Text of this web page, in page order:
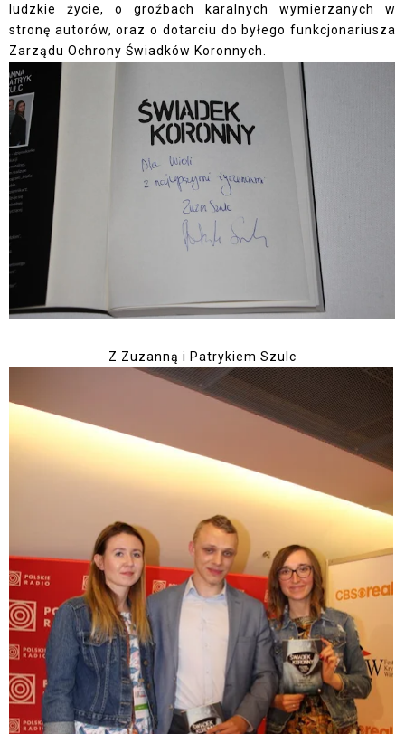
ludzkie życie, o groźbach karalnych wymierzanych w
stronę autorów, oraz o dotarciu do byłego funkcjonariusza
Zarządu Ochrony Świadków Koronnych.
Z Zuzanną i Patrykiem Szulc